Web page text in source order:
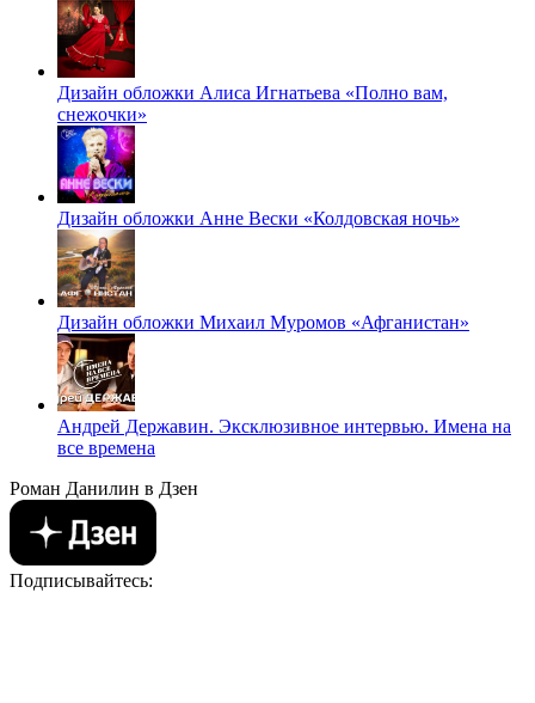
Дизайн обложки Алиса Игнатьева «Полно вам,
снежочки»
Дизайн обложки Анне Вески «Колдовская ночь»
Дизайн обложки Михаил Муромов «Афганистан»
Андрей Державин. Эксклюзивное интервью. Имена на
все времена
Роман Данилин в Дзен
Подписывайтесь: